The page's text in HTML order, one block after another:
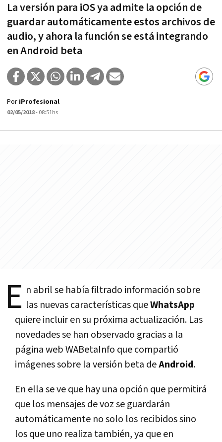
La versión para iOS ya admite la opción de
guardar automáticamente estos archivos de
audio, y ahora la función se está integrando
en Android beta
Por iProfesional
02/05/2018- 08:51hs
E n abril se habí­a filtrado información sobre
las nuevas caracterí­sticas queWhatsApp
quiere incluir en su próxima actualización. Las
novedades se han observado gracias a la
página web WABetaInfo que compartió
imágenes sobre la versión beta deAndroid.
En ella se ve que hay una opción que permitirá
que los mensajes de voz se guardarán
automáticamente no solo los recibidos sino
los que uno realiza también, ya que en